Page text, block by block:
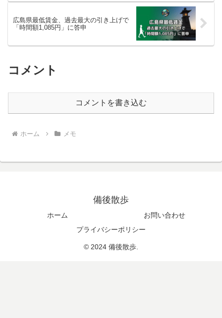
広島県最低賃金、過去最大の引き上げで
「時間額1,085円」に答申
コメント
コメントを書き込む
ホーム メモ
備後散歩
ホーム
お問い合わせ
プライバシーポリシー
© 2024 備後散歩.